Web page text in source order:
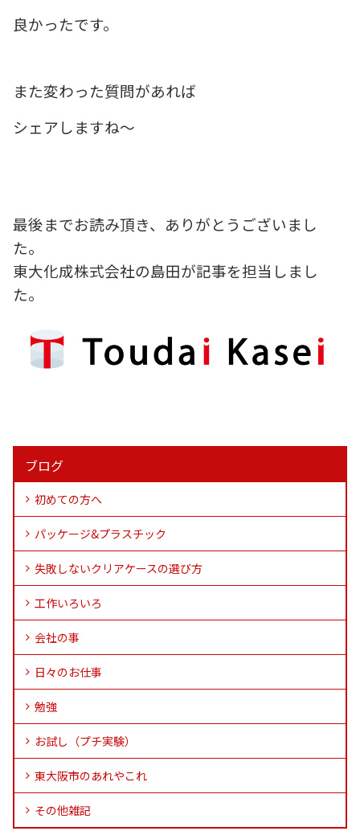
良かったです。
また変わった質問があれば
シェアしますね～
最後までお読み頂き、ありがとうございまし
た。
東大化成株式会社の島田が記事を担当しまし
た。
ブログ
初めての方へ
パッケージ&プラスチック
失敗しないクリアケースの選び方
工作いろいろ
会社の事
日々のお仕事
勉強
お試し（プチ実験）
東大阪市のあれやこれ
その他雑記